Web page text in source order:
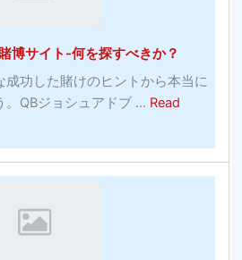
博サイト-何を探すべきか？
成功した賭けのヒントから本当に
QBジョシュアドブ ... Read